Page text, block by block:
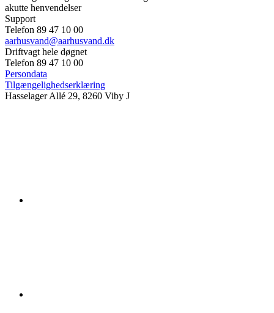
akutte henvendelser
Support
Telefon 89 47 10 00
aarhusvand@aarhusvand.dk
Driftvagt hele døgnet
Telefon 89 47 10 00
Persondata
Tilgængelighedserklæring
Hasselager Allé 29, 8260 Viby J